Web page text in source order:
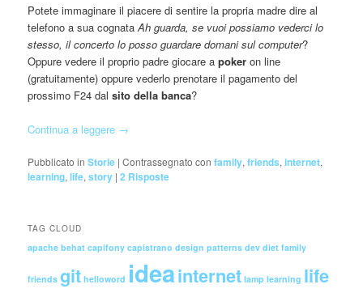
Potete immaginare il piacere di sentire la propria madre dire al
telefono a sua cognataAh guarda, se vuoi possiamo vederci lo
stesso, il concerto lo posso guardare domani sul computer?
Oppure vedere il proprio padre giocare apoker on line
(gratuitamente) oppure vederlo prenotare il pagamento del
prossimo F24 dalsito della banca?
Continua a leggere →
Pubblicato in Storie |Contrassegnato con family,friends,internet,
learning,life,story |2 Risposte
TAG CLOUD
apache behat capifony capistrano design patterns dev diet family
friends git helloword ideainternet lamp learning life